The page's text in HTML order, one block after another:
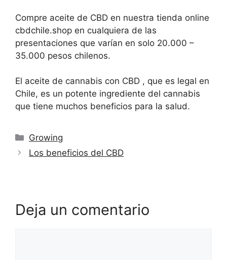
Compre aceite de CBD en nuestra tienda online
cbdchile.shop en cualquiera de las
presentaciones que varían en solo 20.000 –
35.000 pesos chilenos.
El aceite de cannabis con CBD , que es legal en
Chile, es un potente ingrediente del cannabis
que tiene muchos beneficios para la salud.
Categorías
Growing
Los beneficios del CBD
Deja un comentario